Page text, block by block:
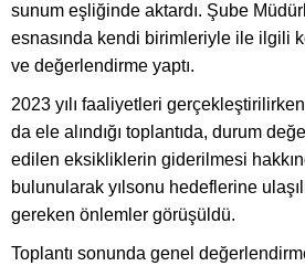
sunum eşliğinde aktardı. Şube
esnasında kendi birimleriyle ile ilgili
ve değerlendirme yaptı.
2023 yılı faaliyetleri
da ele alındığı toplantıda, durum
edilen eksikliklerin giderilmesi
bulunularak yılsonu hedeflerine
gereken önlemler görüşüldü.
Toplantı sonunda genel